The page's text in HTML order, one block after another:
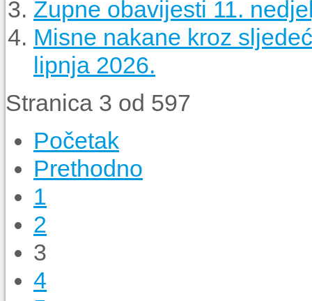
Župne obavijesti 11.
Misne nakane kroz
lipnja 2026.
Stranica 3 od 597
Početak
Prethodno
1
2
3
4